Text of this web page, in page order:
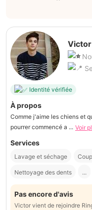
Victor
Identité vérifiée
À propos
Comme j'aime les chiens et
pourrer commencé a ... Voir
Services
Lavage et séchage
Nettoyage des dents ...
Pas encore d'avis
Victor vient de rejoindre